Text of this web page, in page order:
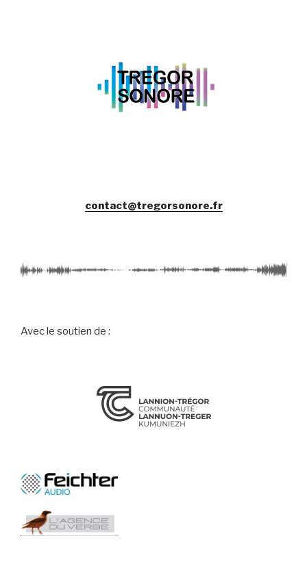
contact@tregorsonore.fr
Avec le soutien de :